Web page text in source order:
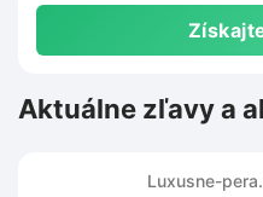
Aktuálne zľavy a
Luxusne-